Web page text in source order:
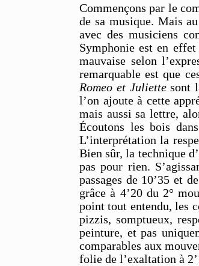
Commençons par le
de sa musique. Mais
avec des musiciens
Symphonie est en
mauvaise selon
remarquable est que
Romeo et Juliettesont
l’on ajoute à cette
mais aussi sa lettre,
Écoutons les bois
L’interprétation la
Bien sûr, la technique
pas pour rien.
passages de 10’35 et
grâce à 4’20 du 2°
point tout entendu, les
pizzis, somptueux,
peinture, et pas
comparables aux
folie de l’exaltation à